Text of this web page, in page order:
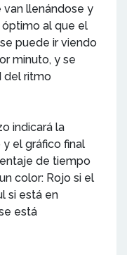
van llenándose y
al que el
puede ir viendo
minuto, y se
del ritmo
indicará la
el gráfico final
de tiempo
color: Rojo si el
si está en
está